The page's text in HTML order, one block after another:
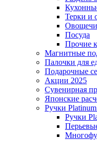
Терки и
Посуда
Прочие
Магнитные
Палочки для
Подарочные
Акции 2025
Сувенирная
Японские
Ручки Platinum
Ручки